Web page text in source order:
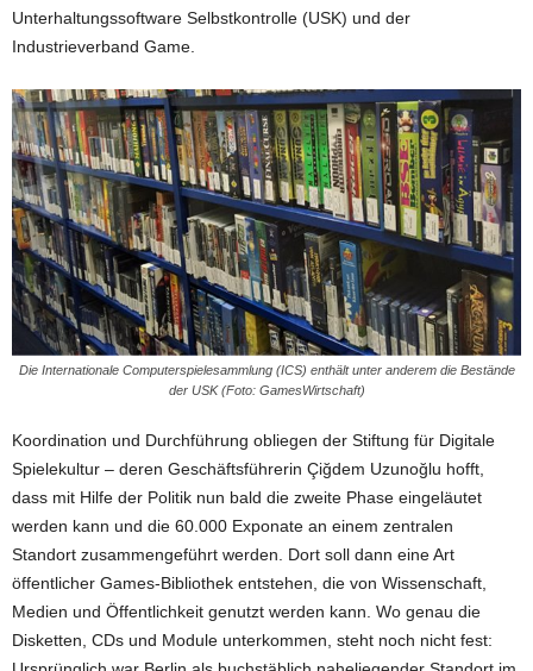
Unterhaltungssoftware Selbstkontrolle (USK) und der
Industrieverband Game.
Die Internationale Computerspielesammlung (ICS) enthält unter anderem die Bestände
der USK (Foto: GamesWirtschaft)
Koordination und Durchführung obliegen der Stiftung für Digitale
Spielekultur – deren Geschäftsführerin Çiğdem Uzunoğlu hofft,
dass mit Hilfe der Politik nun bald die zweite Phase eingeläutet
werden kann und die 60.000 Exponate an einem zentralen
Standort zusammengeführt werden. Dort soll dann eine Art
öffentlicher Games-Bibliothek entstehen, die von Wissenschaft,
Medien und Öffentlichkeit genutzt werden kann. Wo genau die
Disketten, CDs und Module unterkommen, steht noch nicht fest: